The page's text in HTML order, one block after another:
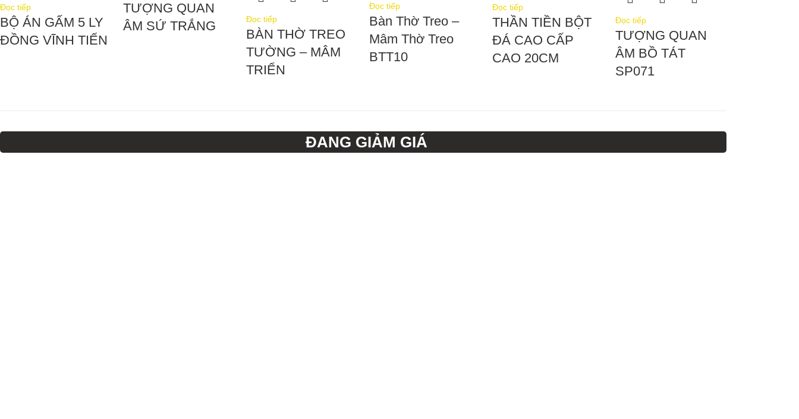
Đọc tiếp
BỘ ÁN GẤM 5 LY
ĐỒNG VĨNH TIẾN
TƯỢNG QUAN
ÂM SỨ TRẮNG
Đọc tiếp
BÀN THỜ TREO
TƯỜNG – MÂM
TRIỂN
Đọc tiếp
Bàn Thờ Treo –
Mâm Thờ Treo
BTT10
Đọc tiếp
THẦN TIỀN BỘT
ĐÁ CAO CẤP
CAO 20CM
Đọc tiếp
TƯỢNG QUAN
ÂM BỒ TÁT
SP071
ĐANG GIẢM GIÁ